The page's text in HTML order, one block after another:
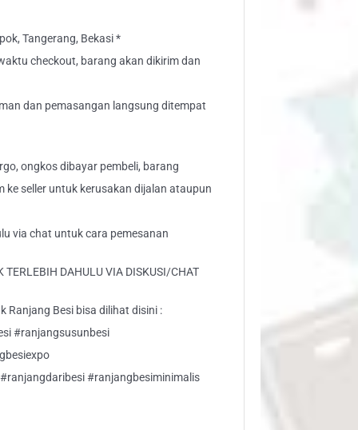
Tangerang, Bekasi *
checkout, barang akan dikirim dan
dan pemasangan langsung ditempat
ongkos dibayar pembeli, barang
ke seller untuk kerusakan dijalan ataupun
via chat untuk cara pemesanan
TERLEBIH DAHULU VIA DISKUSI/CHAT
Ranjang Besi bisa dilihat disini :
#ranjangsusunbesi
#ranjangbesiminimalis